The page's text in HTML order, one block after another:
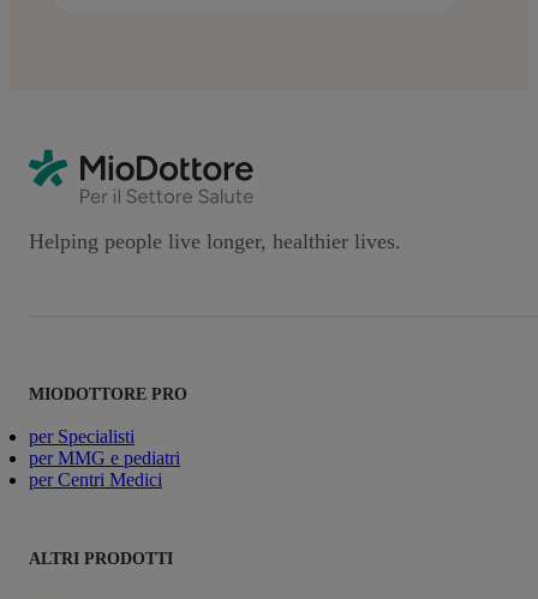
Helping people live longer, healthier lives.
MIODOTTORE PRO
per Specialisti
per MMG e pediatri
per Centri Medici
ALTRI PRODOTTI